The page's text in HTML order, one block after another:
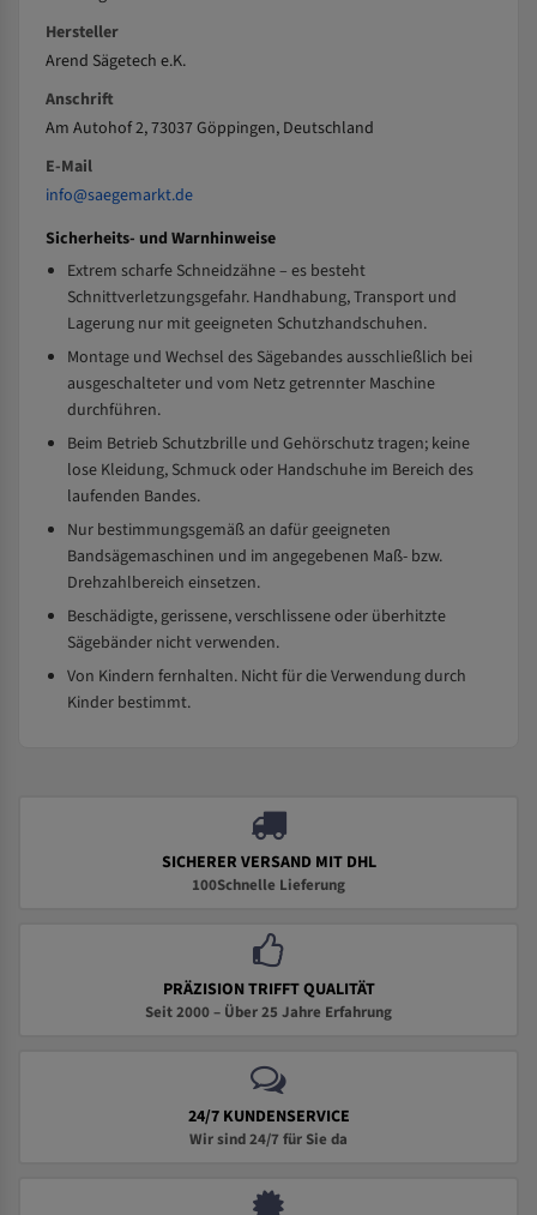
Hersteller
Arend Sägetech e.K.
Anschrift
Am Autohof 2, 73037 Göppingen, Deutschland
E-Mail
info@saegemarkt.de
Sicherheits- und Warnhinweise
Extrem scharfe Schneidzähne – es besteht
Schnittverletzungsgefahr. Handhabung, Transport und
Lagerung nur mit geeigneten Schutzhandschuhen.
Montage und Wechsel des Sägebandes ausschließlich bei
ausgeschalteter und vom Netz getrennter Maschine
durchführen.
Beim Betrieb Schutzbrille und Gehörschutz tragen; keine
lose Kleidung, Schmuck oder Handschuhe im Bereich des
laufenden Bandes.
Nur bestimmungsgemäß an dafür geeigneten
Bandsägemaschinen und im angegebenen Maß- bzw.
Drehzahlbereich einsetzen.
Beschädigte, gerissene, verschlissene oder überhitzte
Sägebänder nicht verwenden.
Von Kindern fernhalten. Nicht für die Verwendung durch
Kinder bestimmt.
SICHERER VERSAND MIT DHL
100Schnelle Lieferung
PRÄZISION TRIFFT QUALITÄT
Seit 2000 – Über 25 Jahre Erfahrung
24/7 KUNDENSERVICE
Wir sind 24/7 für Sie da